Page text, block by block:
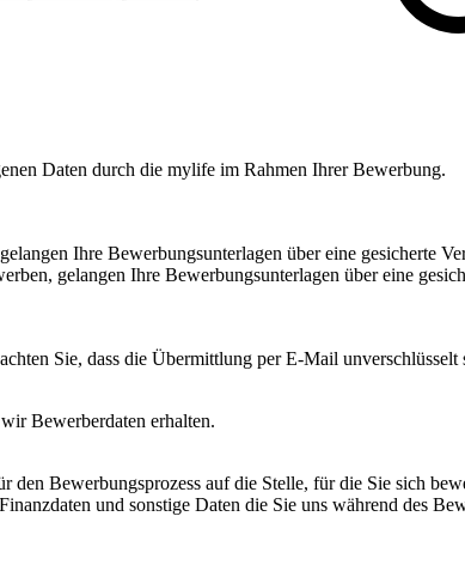
Daten durch die mylife im Rahmen Ihrer Bewerbung.
Ihre Bewerbungsunterlagen über eine gesicherte
gelangen Ihre Bewerbungsunterlagen über eine
Sie, dass die Übermittlung per E-Mail unverschlüsselt
Bewerberdaten erhalten.
Bewerbungsprozess auf die Stelle, für die Sie sich
und sonstige Daten die Sie uns während des